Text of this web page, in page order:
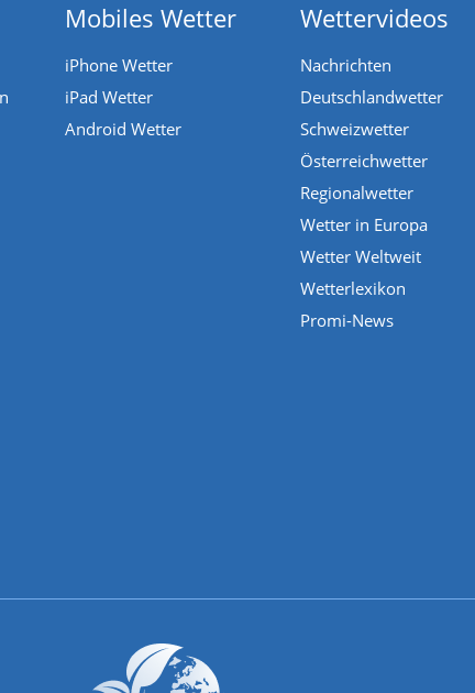
Mobiles Wetter
iPhone Wetter
iPad Wetter
Android Wetter
Wettervideos
Nachrichten
Deutschlandwetter
Schweizwetter
Österreichwetter
Regionalwetter
Wetter in Europa
Wetter Weltweit
Wetterlexikon
Promi-News